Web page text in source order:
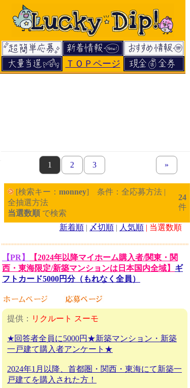
ＴＯＰページ
page
1 page
2 page
3 next set
»
[検索キー： monney] 条件：全応募方法 |
全抽選方法
当選数順 で検索
24
件
新着順 | 〆切順 | 人気順 | 当選数順
【PR】
【2024年以降マイホーム購入者/関東・関
西・東海限定/新築マンションは日本国内全域】 ギ
フトカード5000円分（もれなく全員）
提供： リクルート スーモ
★回答者全員に5000円★新築マンション・新築
一戸建て購入者アンケート★
2024年1月以降、首都圏・関西・東海にて新築一
戸建てを購入された方！